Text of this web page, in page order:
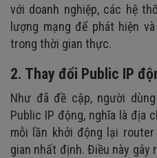
với doanh nghiệp, các hệ
lượng mạng để phát hiện
trong thời gian thực.
2. Thay đổi Public IP
Như đã đề cập, người
Public IP động, nghĩa là địa
mỗi lần khởi động lại
gian nhất định. Điều này gây